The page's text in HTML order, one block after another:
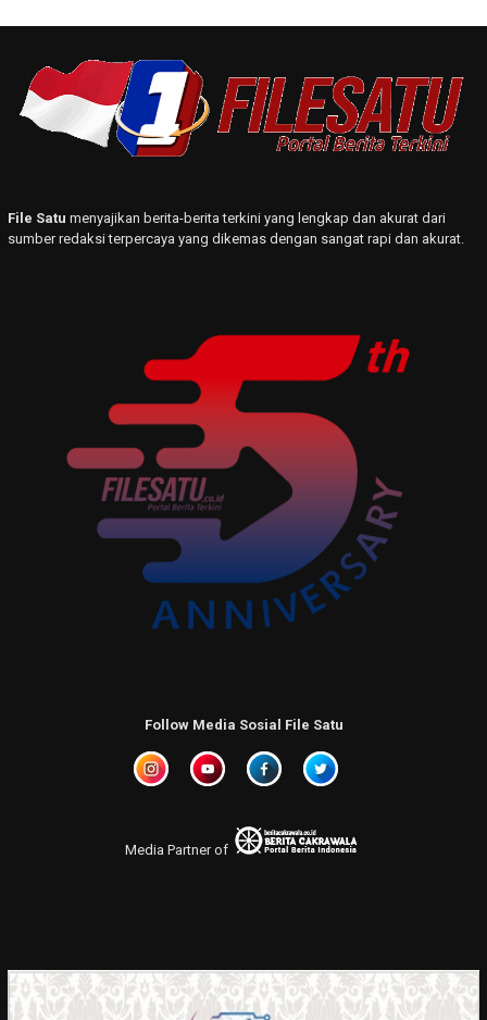
File Satu menyajikan berita-berita terkini yang lengkap dan akurat dari
sumber redaksi terpercaya yang dikemas dengan sangat rapi dan akurat.
Follow Media Sosial File Satu
Media Partner of